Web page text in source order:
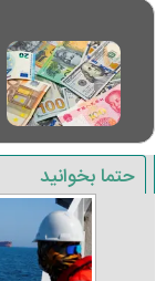
حتما بخوانید